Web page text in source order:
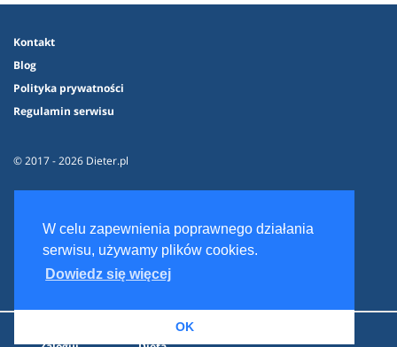
W celu zapewnienia poprawnego działania
serwisu, używamy plików cookies.
Dowiedz się więcej
OK
Kontakt
Blog
Polityka prywatności
Regulamin serwisu
© 2017 - 2026 Dieter.pl